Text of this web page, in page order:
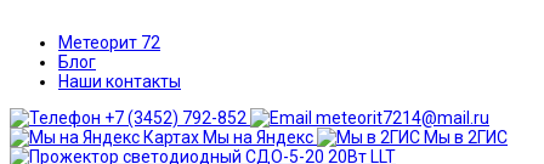
Метеорит 72
Блог
Наши контакты
+7 (3452) 792-852
meteorit7214@mail.ru
Мы на Яндекс
Мы в 2ГИС